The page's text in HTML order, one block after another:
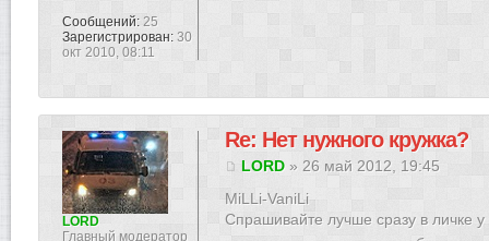
Сообщений: 25
Зарегистрирован: 30
окт 2010, 08:11
Re: Нет нужного кружка?
LORD » 26 май 2012, 19:45
MiLLi-VaniLi
Спрашивайте лучше сразу в личке
LORD
Главный модератор